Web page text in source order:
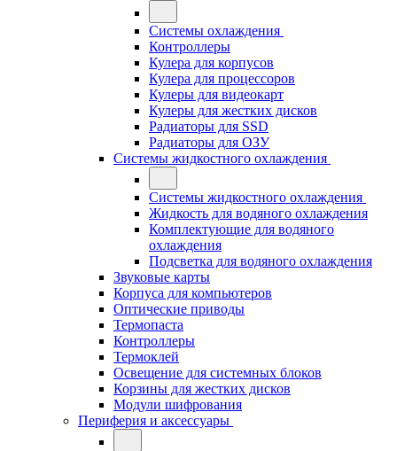
Системы охлаждения
Контроллеры
Кулера для корпусов
Кулера для процессоров
Кулеры для видеокарт
Кулеры для жестких дисков
Радиаторы для SSD
Радиаторы для ОЗУ
Системы жидкостного охлаждения
Системы жидкостного охлаждения
Жидкость для водяного охлаждения
Комплектующие для водяного
охлаждения
Подсветка для водяного охлаждения
Звуковые карты
Корпуса для компьютеров
Оптические приводы
Термопаста
Контроллеры
Термоклей
Освещение для системных блоков
Корзины для жестких дисков
Модули шифрования
Периферия и аксессуары